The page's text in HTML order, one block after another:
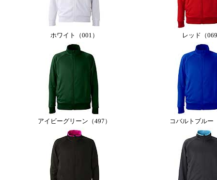
ホワイト（001） レッド（
アイビーグリーン（497） コバルトブルー